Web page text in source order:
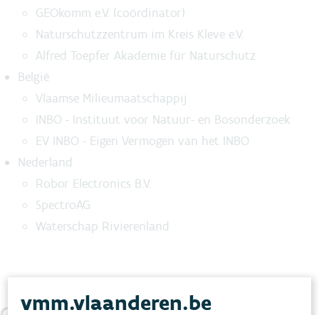
GEOkomm e.V. (coördinator)
Naturschutzzentrum im Kreis Kleve e.V.
Alfred Toepfer Akademie für Naturschutz
België
Vlaamse Milieumaatschappij
INBO - Instituut voor Natuur- en Bosonderzoek
EV INBO - Eigen Vermogen van het INBO
Nederland
Robor Electronics B.V.
SpectroAG
Waterschap Rivierenland
vmm.vlaanderen.be